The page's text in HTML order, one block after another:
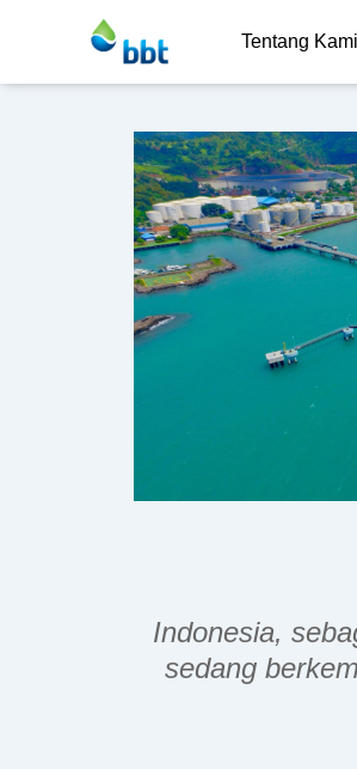
Tentang Kami
Indonesia,
sedang